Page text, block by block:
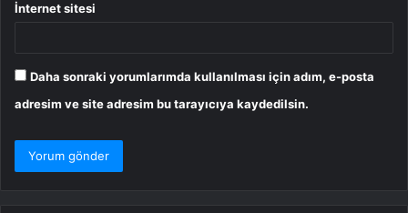
İnternet sitesi
Daha sonraki yorumlarımda kullanılması için adım, e-posta
adresim ve site adresim bu tarayıcıya kaydedilsin.